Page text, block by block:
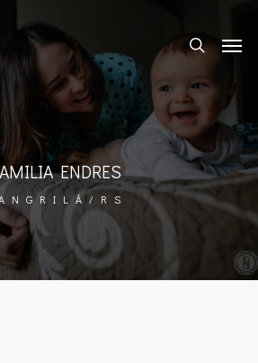
ENDRES
RS